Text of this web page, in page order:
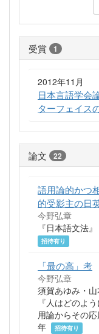
受賞 1
2012年11月
日本言語学会
ターフェイス
論文 22
語用論的かつ
的受影主の日
今野弘章
『日本語文法
招待有り
「最の高」考
今野弘章
須賀あゆみ・山
『人はどのよ
用論からその
年
招待有り